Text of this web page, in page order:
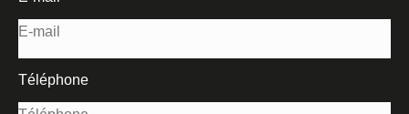
Téléphone